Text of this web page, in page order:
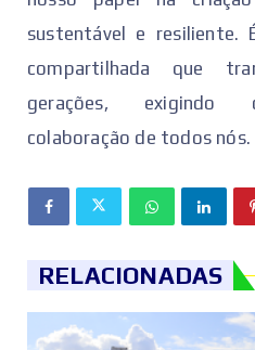
sustentável e resiliente.
compartilhada que
gerações, exigindo
colaboração de todos nós.
RELACIONADAS